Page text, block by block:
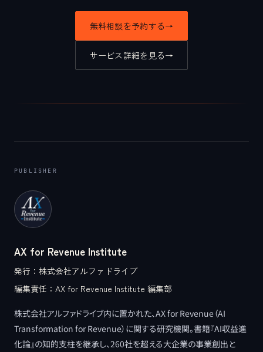
無料相談を予約する→
サービス詳細を見る→
PUBLISHER
AX for Revenue Institute
発行： 株式会社アルファドライブ
編集責任： AX for Revenue Institute 編集部
株式会社アルファドライブ内に置かれた、AX for Revenue（AI
Transformation for Revenue）に関する研究機関。書籍『AI収益進
化論』の知的支柱を継承し、260社を超える大企業の事業創出と